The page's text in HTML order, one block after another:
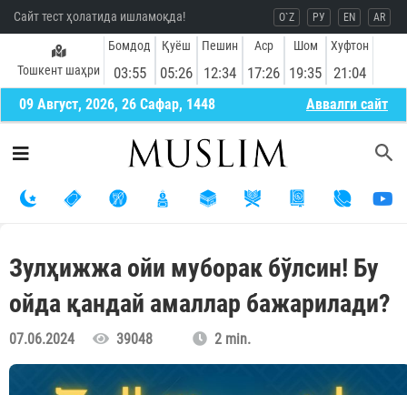
Сайт тест ҳолатида ишламоқда! O`Z РУ EN AR
Тошкент шаҳри
Бомдод
03:55
Қуёш
05:26
Пешин
12:34
Аср
17:26
Шом
19:35
Хуфтон
21:04
09 Август, 2026, 26 Сафар, 1448 Aввалги сайт
Зулҳижжа ойи муборак бўлсин! Бу
ойда қандай амаллар бажарилади?
07.06.2024 39048 2 min.